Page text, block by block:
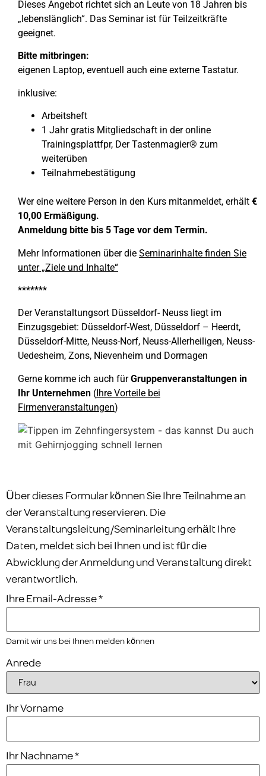
Dieses Angebot richtet sich an Leute von 18 Jahren bis
„lebenslänglich“. Das Seminar ist für Teilzeitkräfte
geeignet.
Bitte mitbringen:
eigenen Laptop, eventuell auch eine externe Tastatur.
inklusive:
Arbeitsheft
1 Jahr gratis Mitgliedschaft in der online
Trainingsplattfpr, Der Tastenmagier® zum
weiterüben
Teilnahmebestätigung
Wer eine weitere Person in den Kurs mitanmeldet, erhält €
10,00 Ermäßigung.
Anmeldung bitte bis 5 Tage vor dem Termin.
Mehr Informationen über die Seminarinhalte finden Sie
unter „Ziele und Inhalte“
*******
Der Veranstaltungsort Düsseldorf- Neuss liegt im
Einzugsgebiet: Düsseldorf-West, Düsseldorf – Heerdt,
Düsseldorf-Mitte, Neuss-Norf, Neuss-Allerheiligen, Neuss-
Uedesheim, Zons, Nievenheim und Dormagen
Gerne komme ich auch fürGruppenveranstaltungen in
Ihr Unternehmen (Ihre Vorteile bei
Firmenveranstaltungen)
Über dieses Formular können Sie Ihre Teilnahme an
der Veranstaltung reservieren. Die
Veranstaltungsleitung/Seminarleitung erhält Ihre
Daten, meldet sich bei Ihnen und ist für die
Abwicklung der Anmeldung und Veranstaltung direkt
verantwortlich.
Ihre Email-Adresse*
Damit wir uns bei Ihnen melden können
Anrede
Ihr Vorname
Ihr Nachname*